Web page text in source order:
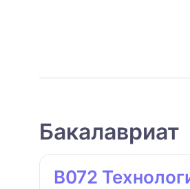
Бакалавриат
B072